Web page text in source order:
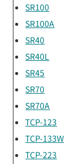
SR100
SR100A
SR40
SR40L
SR45
SR70
SR70A
TCP-123
TCP-133W
TCP-223